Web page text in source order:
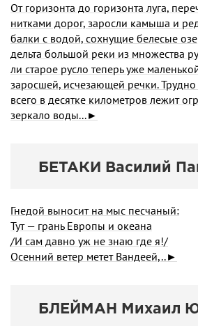
От горизонта до горизонта луга,
нитками дорог, заросли камыша и
балки с водой, сохнущие белесые
дельта большой реки из множества
ли старое русло теперь уже
заросшей, исчезающей речки. Трудно
всего в десятке километров лежит
зеркало воды...►
БЕТАКИ Василий
Гнедой выносит на мыс песчаный:
Тут — грань Европы и океана
/И сам давно уж не знаю где я!/
Осенний ветер метет Вандеей,..►
БЛЕЙМАН Михаил